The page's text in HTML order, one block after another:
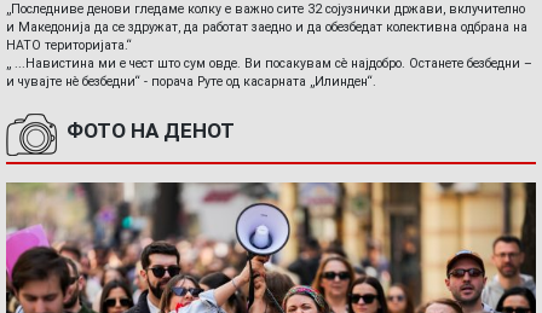
„Последниве денови гледаме колку е важно сите 32 сојузнички држави, вклучително
и Македонија да се здружат, да работат заедно и да обезбедат колективна одбрана на
НАТО територијата.“
„ ...Навистина ми е чест што сум овде. Ви посакувам сè најдобро. Останете безбедни –
и чувајте нè безбедни“ - порача Руте од касарната „Илинден“.
ФОТО НА ДЕНОТ